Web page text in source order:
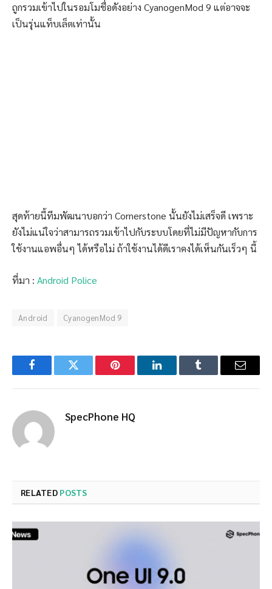
ถูกรวมเข้าไปในรอมโมชื่อดังอย่าง CyanogenMod 9 แต่อาจจะ
เป็นรุ่นแท็บเล็ตเท่านั้น
สุดท้ายนี้ทีมพัฒนาบอกว่า Cornerstone นั้นยังไม่เสร็จดี เพราะ
ยังไม่แน่ใจว่าสามารถรวมเข้าไปกับระบบโดยที่ไม่มีปัญหากับการ
ใช้งานแอพอื่นๆ ได้หรือไม่ ถ้าใช้งานได้ดีเราคงได้เห็นกันเร็วๆ นี้
ที่มา : Android Police
Android CyanogenMod 9
FacebookTwitter Pinterest LinkedInTumblr Email
SpecPhone HQ
RELATED POSTS